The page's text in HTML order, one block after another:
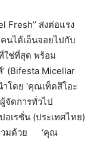
Fresh’’ ส่งต่อแรง
นได้เอ็นจอยไปกับ
ใช่ที่สุด พร้อม
(Bifesta Micellar
โดย ‘คุณเท็ดสึโอะ
จัดการทั่วไป
เรชั่น (ประเทศไทย)
ร่วมด้วย ‘คุณ